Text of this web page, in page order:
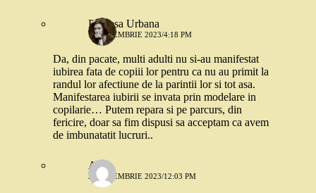
Printesa Urbana
16 NOIEMBRIE 2023/4:18 PM
Da, din pacate, multi adulti nu si-au manifestat
iubirea fata de copiii lor pentru ca nu au primit la
randul lor afectiune de la parintii lor si tot asa.
Manifestarea iubirii se invata prin modelare in
copilarie… Putem repara si pe parcurs, din
fericire, doar sa fim dispusi sa acceptam ca avem
de imbunatatit lucruri..
AM
28 NOIEMBRIE 2023/12:03 PM